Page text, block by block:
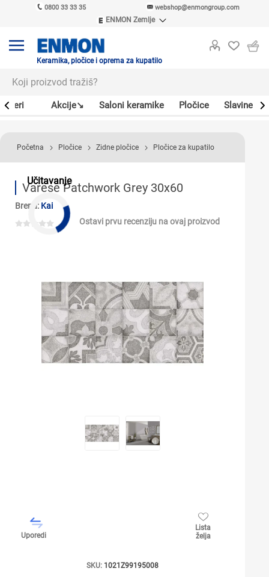
0800 33 33 35 webshop@enmongroup.com
ENMON Zemlje
ENMON MKD
Keramika, pločice i oprema za kupatilo
Akcije↘ Saloni keramike Pločice Slavine
Učitavanje
Početna Pločice Zidne pločice Pločice za kupatilo
Varese Patchwork Grey 30x60
Brend: Kai
Ostavi prvu recenziju na ovaj proizvod
Uporedi
Lista
želja
SKU: 1021Z99195008